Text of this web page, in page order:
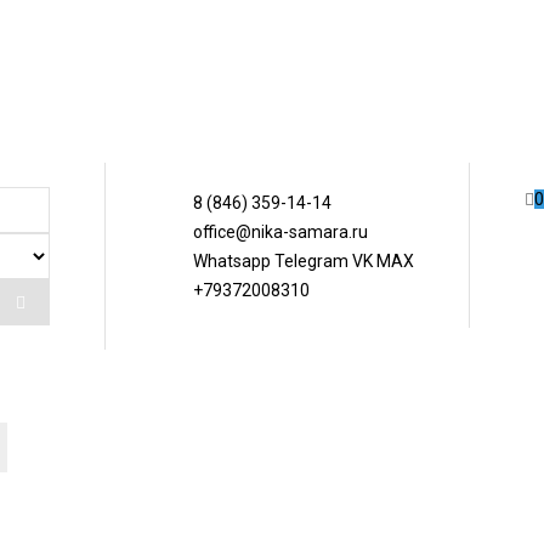
8 (846) 359-14-14
office@nika-samara.ru
Whatsapp Telegram VK MAX
+79372008310
0